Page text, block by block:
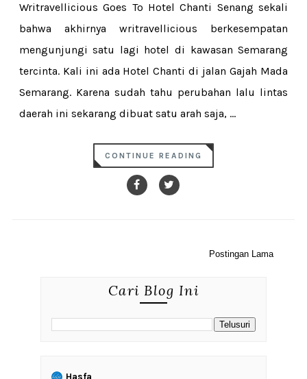
Writravellicious Goes To Hotel Chanti Senang sekali
bahwa akhirnya writravellicious berkesempatan
mengunjungi satu lagi hotel di kawasan Semarang
tercinta. Kali ini ada Hotel Chanti di jalan Gajah Mada
Semarang. Karena sudah tahu perubahan lalu lintas
daerah ini sekarang dibuat satu arah saja, ...
CONTINUE READING
Postingan Lama
Cari Blog Ini